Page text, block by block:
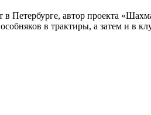
Петербурге, автор проекта
в трактиры, а затем и в